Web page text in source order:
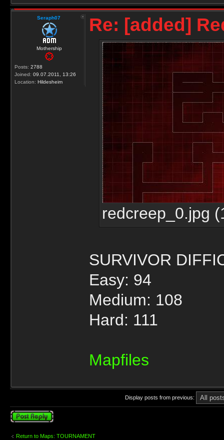
Seraph07
Mothership
Posts: 2788
Joined: 09.07.2011, 13:26
Location: Hildesheim
Re: [added]
redcreep_0.jpg
SURVIVOR
Easy: 94
Medium: 108
Hard: 111
Mapfiles
Display posts from previous:
Post a reply
Return to Maps: TOURNAMENT